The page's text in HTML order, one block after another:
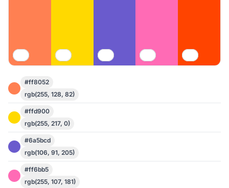
#ff8052
rgb(255, 128, 82)
#ffd900
rgb(255, 217, 0)
#6a5bcd
rgb(106, 91, 205)
#ff6bb5
rgb(255, 107, 181)